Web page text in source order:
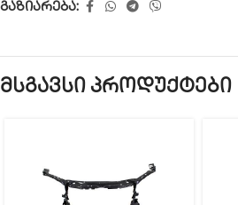
გაზიარება:
მსგავსი პროდუქტები